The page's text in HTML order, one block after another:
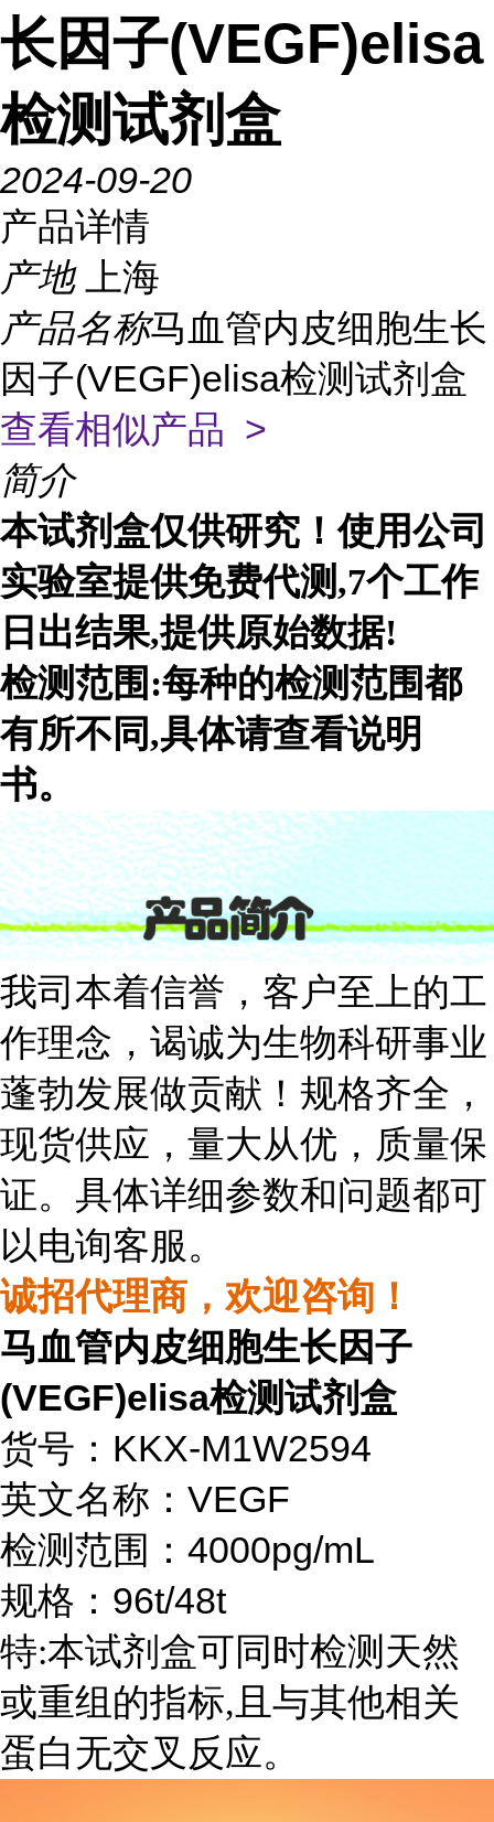
长因子(VEGF)elisa
检测试剂盒
2024-09-20
产品详情
产地
上海
产品名称马血管内皮细胞生长
因子(VEGF)elisa检测试剂盒
查看相似产品 >
简介
本试剂盒仅供研究！使用公司
实验室提供免费代测,7个工作
日出结果,提供原始数据!
检测范围:每种的检测范围都
有所不同,具体请查看说明
书。
我司本着信誉，客户至上的工
作理念，谒诚为生物科研事业
蓬勃发展做贡献！规格齐全，
现货供应，量大从优，质量保
证。具体详细参数和问题都可
以电询客服。
诚招代理商 ， 欢迎咨询！
马血管内皮细胞生长因子
(VEGF)elisa检测试剂盒
货号：KKX-M1W2594
英文名称：VEGF
检测范围：4000pg/mL
规格：96t/48t
特:本试剂盒可同时检测天然
或重组的指标,且与其他相关
蛋白无交叉反应。